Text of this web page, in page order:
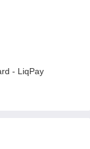
- LiqPay